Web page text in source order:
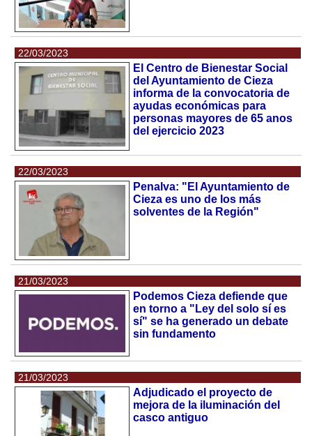
22/03/2023
El Centro de Bienestar Social
del Ayuntamiento de Cieza
informa de la convocatoria de
ayudas económicas para
personas mayores de 65 anos
del ejercicio 2023
22/03/2023
Penalva: "El Ayuntamiento de
Cieza es uno de los más
solventes de la Región"
21/03/2023
Podemos Cieza defiende que
en torno a "Ley del solo sí es
sí" se ha generado un debate
sin fundamento
21/03/2023
Adjudicado el proyecto de
mejora de la iluminación del
casco antiguo